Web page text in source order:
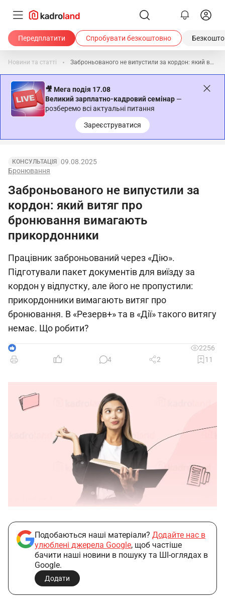
Передплатити Спробувати безкоштовно
Новини та статті Заброньованого не випустили за кордон: який витяг про бронювання вимагають прикордонники
🎥 Мега подія 17.08
Великий зарплатно-кадровий семінар —
розберемо всі актуальні питання
Зареєструватися
КОНСУЛЬТАЦІЯ
Бронювання
09.08.2025
Заброньованого не випустили за
кордон: який витяг про
бронювання вимагають
прикордонники
Працівник заброньований через «Дію».
Підготували пакет документів для виїзду за
кордон у відпустку, але його не пропустили:
прикордонники вимагають витяг про
бронювання. В «Резерв+» та в «Дії» такого витягу
немає. Що робити?
1
2256
4
2 11
Подобаються наші матеріали? Додайте нас в
улюблені джерела Google, щоб частіше
бачити наші новини в пошуку та ШІ-оглядах в
Google.
Додати